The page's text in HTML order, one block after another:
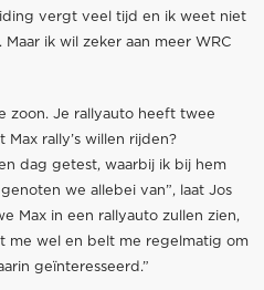
vergt veel tijd en ik weet niet
ik wil zeker aan meer WRC
zoon. Je rallyauto heeft twee
rally’s willen rijden?
dag getest, waarbij ik bij hem
we allebei van”, laat Jos
Max in een rallyauto zullen zien,
me wel en belt me regelmatig om
geïnteresseerd.”